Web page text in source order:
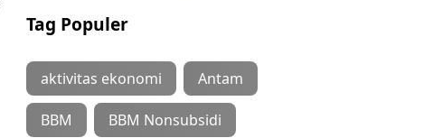
Tag Populer
aktivitas ekonomi Antam
BBM BBM Nonsubsidi